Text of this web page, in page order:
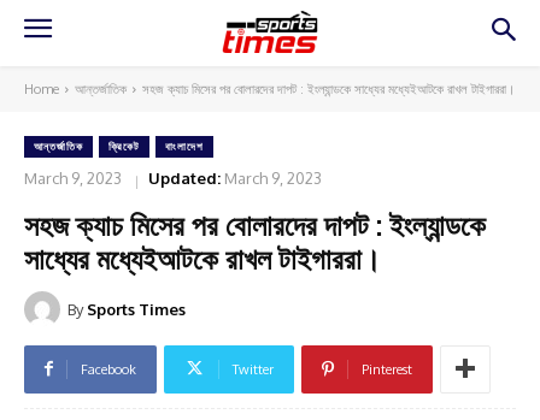
Home আন্তর্জাতিক সহজ ক্যাচ মিসের পর বোলারদের দাপট : ইংল্যান্ডকে সাধ্যের মধ্যেইআটকে রাখল টাইগাররা।
আন্তর্জাতিক ক্রিকেট বাংলাদেশ
March 9, 2023 Updated: March 9, 2023
সহজ ক্যাচ মিসের পর বোলারদের দাপট : ইংল্যান্ডকে
সাধ্যের মধ্যেইআটকে রাখল টাইগাররা।
By Sports Times
Facebook Twitter Pinterest